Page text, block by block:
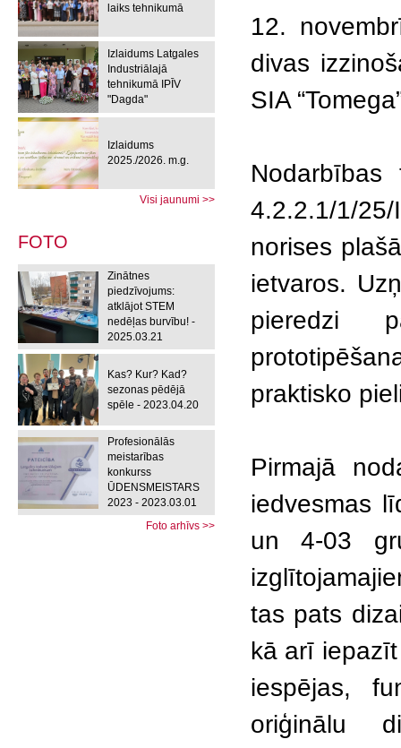
laiks tehnikumā
Izlaidums Latgales
Industriālajā
tehnikumā IPĪV
"Dagda"
Izlaidums
2025./2026. m.g.
Visi jaunumi >>
FOTO
Zinātnes
piedzīvojums:
atklājot STEM
nedēļas burvību! -
2025.03.21
Kas? Kur? Kad?
sezonas pēdējā
spēle - 2023.04.20
Profesionālās
meistarības
konkurss
ŪDENSMEISTARS
2023 - 2023.03.01
Foto arhīvs >>
12.
divas
SIA
4.2.2.1/1/
norises
ietvaros.
pieredzi
praktisko
Pirmajā
iedvesmas
un 4-03
tas pats
kā arī
iespējas,
oriģinālu